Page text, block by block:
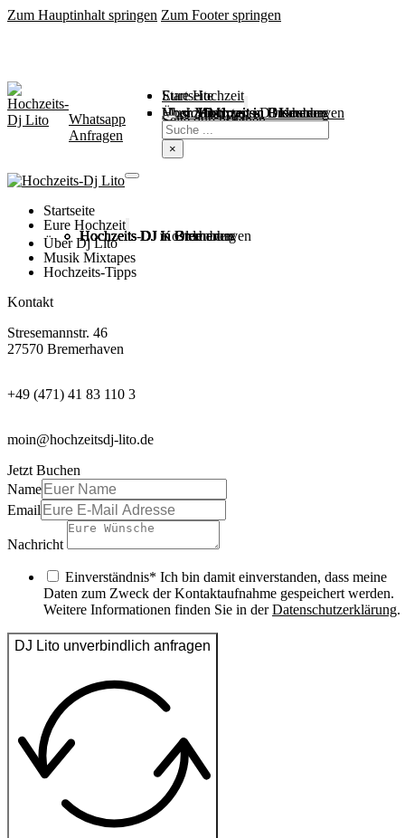
Zum Hauptinhalt springen Zum Footer springen
Startseite
Eure Hochzeit
Hochzeit in Bremen
Hochzeit in Bremerhaven
Hochzeit in Cuxhaven
Hochzeit in Oldenburg
Hochzeits-DJ Kosten
Über Mich
Music / Mixtapes
Hochzeitstipps
Seite durchsuchen
Suchen
×
Whatsapp
Anfragen
Startseite
Eure Hochzeit
Hochzeits DJ in Bremen
Hochzeits DJ in Bremerhaven
Hochzeits DJ in Cuxhaven
Hochzeits DJ in Oldenburg
Hochzeits-DJ Kosten
Über Dj Lito
Musik Mixtapes
Hochzeits-Tipps
Kontakt
Stresemannstr. 46
27570 Bremerhaven
+49 (471) 41 83 110 3
moin@hochzeitsdj-lito.de
Jetzt Buchen
Name
Email
Nachricht
Einverständnis* Ich bin damit einverstanden, dass meine
Daten zum Zweck der Kontaktaufnahme gespeichert werden.
Weitere Informationen finden Sie in derDatenschutzerklärung.
DJ Lito unverbindlich anfragen